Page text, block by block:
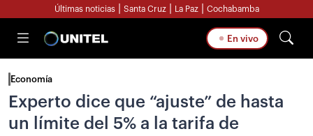
Últimas noticias Santa Cruz La Paz Cochabamba
En vivo
Economía
Experto dice que “ajuste” de hasta
un límite del 5% a la tarifa de